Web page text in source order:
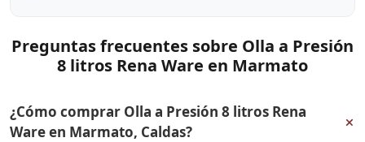
Preguntas frecuentes sobre Olla a Presión
8 litros Rena Ware en Marmato
¿Cómo comprar Olla a Presión 8 litros Rena
Ware en Marmato, Caldas?
+